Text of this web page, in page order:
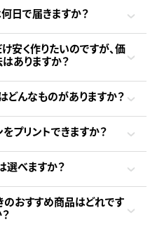
日で届きますか？
安く作りたいのですが、価
ありますか？
どんなものがありますか？
プリントできますか？
選べますか？
のおすすめ商品はどれです